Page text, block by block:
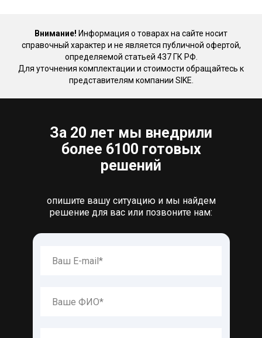
Внимание! Информация о товарах на сайте носит
справочный характер и не является публичной офертой,
определяемой статьей 437 ГК РФ.
Для уточнения комплектации и стоимости обращайтесь к
представителям компании SIKE.
За 20 лет мы внедрили
более 6100 готовых
решений
опишите вашу ситуацию и мы найдем
решение для вас или позвоните нам: